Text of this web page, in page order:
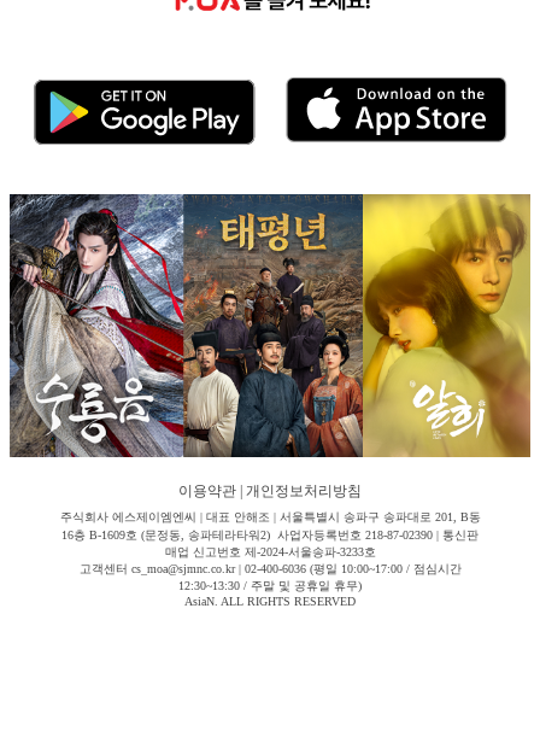
이용약관 개인정보처리방침
주식회사 에스제이엠엔씨 | 대표 안해조 | 서울특별시 송파구 송파대로 201, B동
16층 B-1609호 (문정동, 송파테라타워2) 사업자등록번호 218-87-02390 | 통신판
매업 신고번호 제-2024-서울송파-3233호
고객센터 cs_moa@sjmnc.co.kr | 02-400-6036 (평일 10:00~17:00 / 점심시간
12:30~13:30 / 주말 및 공휴일 휴무)
AsiaN. ALL RIGHTS RESERVED